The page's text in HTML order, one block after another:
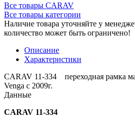
Все товары CARAV
Все товары категории
Наличие товара уточняйте у
количество может быть ограничено!
Описание
Характеристики
CARAV 11-334 переходная рамка
Venga с 2009г.
Данные
CARAV 11-334